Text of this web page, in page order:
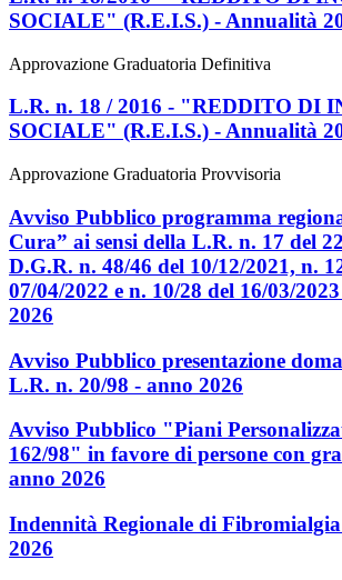
SOCIALE" (R.E.I.S.) - Annualità
Approvazione Graduatoria Definitiva
L.R. n. 18 / 2016 - "REDDITO DI
SOCIALE" (R.E.I.S.) - Annualità
Approvazione Graduatoria Provvisoria
Avviso Pubblico programma
Cura” ai sensi della L.R. n. 17 del
D.G.R. n. 48/46 del 10/12/2021, n.
07/04/2022 e n. 10/28 del 16/03/
2026
Avviso Pubblico presentazione
L.R. n. 20/98 - anno 2026
Avviso Pubblico "Piani
162/98" in favore di persone con
anno 2026
Indennità Regionale di
2026